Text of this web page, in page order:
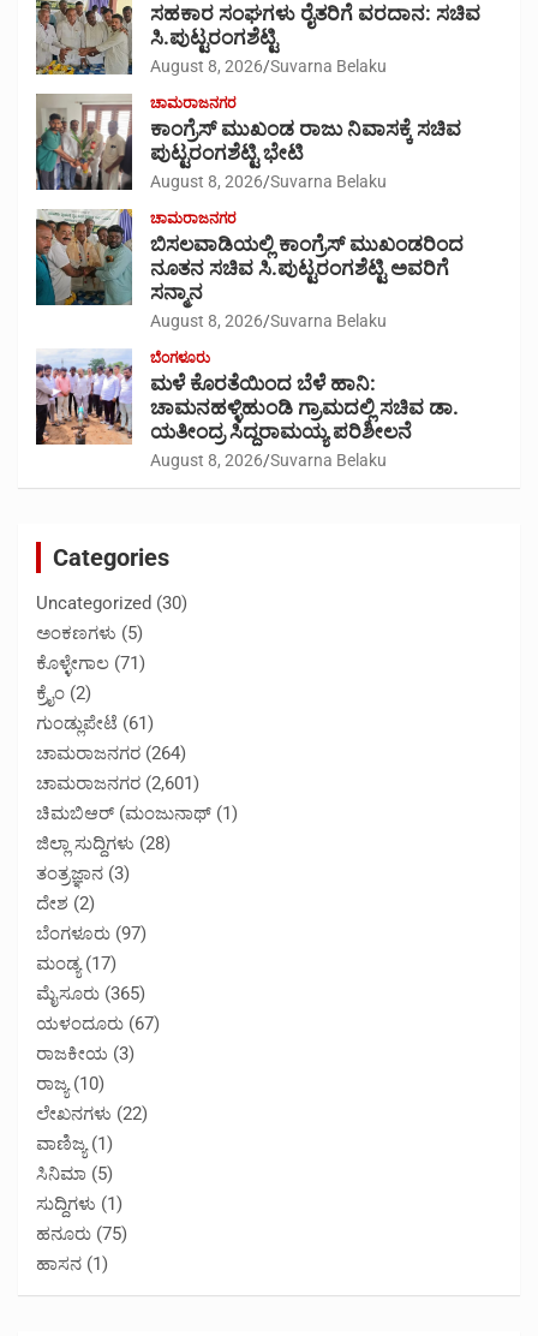
ಸಹಕಾರ ಸಂಘಗಳು ರೈತರಿಗೆ ವರದಾನ: ಸಚಿವ
ಸಿ.ಪುಟ್ಟರಂಗಶೆಟ್ಟಿ
August 8, 2026 Suvarna Belaku
ಚಾಮರಾಜನಗರ
ಕಾಂಗ್ರೆಸ್ ಮುಖಂಡ ರಾಜು ನಿವಾಸಕ್ಕೆ ಸಚಿವ
ಪುಟ್ಟರಂಗಶೆಟ್ಟಿ ಭೇಟಿ
August 8, 2026 Suvarna Belaku
ಚಾಮರಾಜನಗರ
ಬಿಸಲವಾಡಿಯಲ್ಲಿ ಕಾಂಗ್ರೆಸ್ ಮುಖಂಡರಿಂದ
ನೂತನ ಸಚಿವ ಸಿ.ಪುಟ್ಟರಂಗಶೆಟ್ಟಿ ಅವರಿಗೆ
ಸನ್ಮಾನ
August 8, 2026 Suvarna Belaku
ಬೆಂಗಳೂರು
ಮಳೆ ಕೊರತೆಯಿಂದ ಬೆಳೆ ಹಾನಿ:
ಚಾಮನಹಳ್ಳಿಹುಂಡಿ ಗ್ರಾಮದಲ್ಲಿ ಸಚಿವ ಡಾ.
ಯತೀಂದ್ರ ಸಿದ್ದರಾಮಯ್ಯ ಪರಿಶೀಲನೆ
August 8, 2026 Suvarna Belaku
Categories
Uncategorized (30)
ಅಂಕಣಗಳು (5)
ಕೊಳ್ಳೇಗಾಲ (71)
ಕ್ರೈಂ (2)
ಗುಂಡ್ಲುಪೇಟೆ (61)
ಚಾಮರಾಜನಗರ (264)
ಚಾಮರಾಜನಗರ (2,601)
ಚಿಮಬಿಆರ್ (ಮಂಜುನಾಥ್ (1)
ಜಿಲ್ಲಾ ಸುದ್ದಿಗಳು (28)
ತಂತ್ರಜ್ಞಾನ (3)
ದೇಶ (2)
ಬೆಂಗಳೂರು (97)
ಮಂಡ್ಯ(17)
ಮೈಸೂರು (365)
ಯಳಂದೂರು (67)
ರಾಜಕೀಯ (3)
ರಾಜ್ಯ(10)
ಲೇಖನಗಳು (22)
ವಾಣಿಜ್ಯ(1)
ಸಿನಿಮಾ (5)
ಸುದ್ದಿಗಳು (1)
ಹನೂರು (75)
ಹಾಸನ (1)